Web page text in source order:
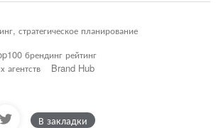
стратегическое планирование
брендинг рейтинг
агентств
Brand Hub
В закладки